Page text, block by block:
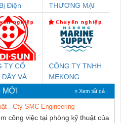
Điện
Thịnh
THƯƠNG MẠI
NAM
TY CỔ
DÂY VÀ
ĐÌNH
CÔNG TY TNHH
MEKONG
SUPPLY
» Xem tất cả
- Cty SMC Engineering
công việc tại phòng kỹ thuật của